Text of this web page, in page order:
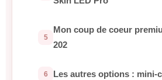
Mon coup de coeur
202
Les autres options : mini-